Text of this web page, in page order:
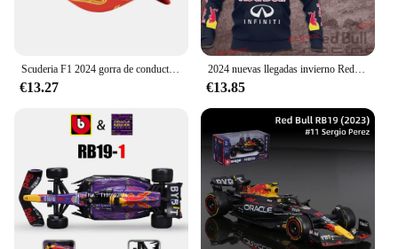
Scuderia F1 2024 gorra de conductor de Charles Leclerc, gorra GP de Monaco, F1 Scuderia 2024, gorra de conductor de Carlos Sainz, gorra GP de España, gorra de Fórmula 1
€13.27
2024 nuevas llegadas invierno Red Bull & Infiniti Teamline Racing Fórmula 1 cordón 3D impreso Sudadera con capucha concurso F1 Racing adulto
€13.85